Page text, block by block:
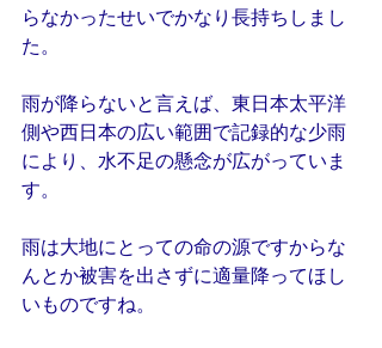
らなかったせいでかなり長持ちしまし
た。
雨が降らないと言えば、東日本太平洋
側や西日本の広い範囲で記録的な少雨
により、水不足の懸念が広がっていま
す。
雨は大地にとっての命の源ですからな
んとか被害を出さずに適量降ってほし
いものですね。